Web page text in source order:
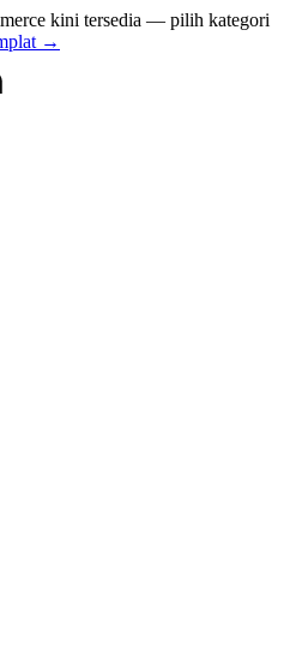
kini tersedia — pilih kategori
→